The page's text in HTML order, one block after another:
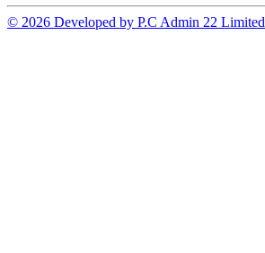
© 2026 Developed by P.C Admin 22 Limited